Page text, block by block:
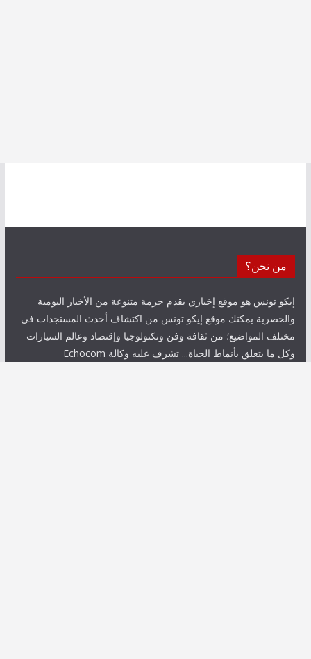
من نحن؟
إيكو تونس هو موقع إخباري يقدم حزمة متنوعة من الأخبار اليومية
والحصرية يمكنك موقع إيكو تونس من اكتشاف أحدث المستجدات في
مختلف المواضيع؛ من ثقافة وفن وتكنولوجيا وإقتصاد وعالم السيارات
وكل ما يتعلق بأنماط الحياة... تشرف عليه وكالة Echocom